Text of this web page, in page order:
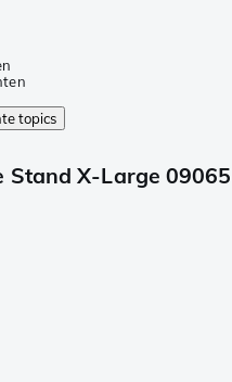
topics
Stand X-Large 09065